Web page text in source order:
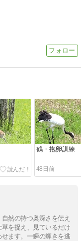
鶴・抱卵訓練
48日前
然の持つ奥深さを伝え
を捉え、見ているだけ
ます。一瞬の輝きを逃